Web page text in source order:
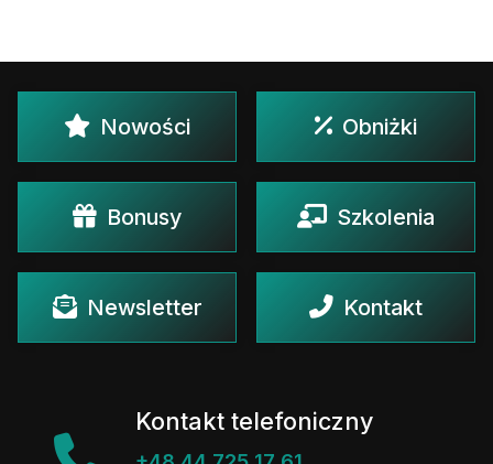
Nowości Obniżki
Bonusy Szkolenia
Newsletter Kontakt
Kontakt telefoniczny